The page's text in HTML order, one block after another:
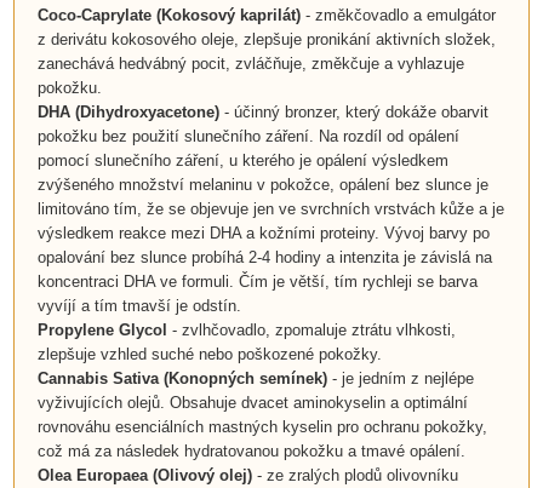
Coco-Caprylate(Kokosový kaprilát)- změkčovadlo a emulgátor
z derivátu kokosového oleje, zlepšuje pronikání aktivních složek,
zanechává hedvábný pocit, zvláčňuje, změkčuje a vyhlazuje
pokožku.
DHA (Dihydroxyacetone)- účinný bronzer, který dokáže obarvit
pokožku bez použití slunečního záření. Na rozdíl od opálení
pomocí slunečního záření, u kterého je opálení výsledkem
zvýšeného množství melaninu v pokožce, opálení bez slunce je
limitováno tím, že se objevuje jen ve svrchních vrstvách kůže a je
výsledkem reakce mezi DHA a kožními proteiny. Vývoj barvy po
opalování bez slunce probíhá 2-4 hodiny a intenzita je závislá na
koncentraci DHA ve formuli. Čím je větší, tím rychleji se barva
vyvíjí a tím tmavší je odstín.
Propylene Glycol - zvlhčovadlo, zpomaluje ztrátu vlhkosti,
zlepšuje vzhled suché nebo poškozené pokožky.
Cannabis Sativa(Konopných semínek)- je jedním z nejlépe
vyživujících olejů. Obsahuje dvacet aminokyselin a optimální
rovnováhu esenciálních mastných kyselin pro ochranu pokožky,
což má za následek hydratovanou pokožku a tmavé opálení.
Olea Europaea(Olivový olej) - ze zralých plodů olivovníku